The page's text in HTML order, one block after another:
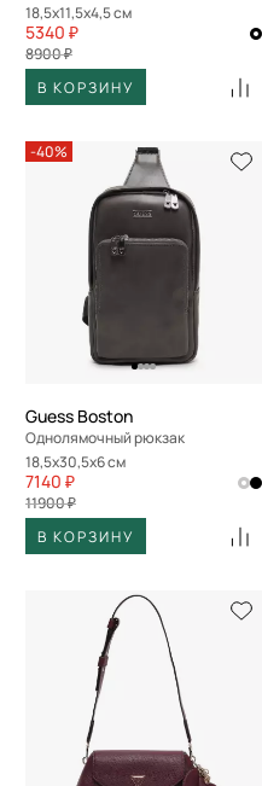
18,5x11,5x4,5 см
5340 ₽
8900 ₽
В КОРЗИНУ
-40%
Guess Boston
Однолямочный рюкзак
18,5x30,5x6 см
7140 ₽
11900 ₽
В КОРЗИНУ